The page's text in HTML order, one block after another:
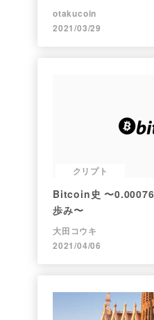
ト】
otakucoin
2021/03/29
クリプト
Bitcoin史 〜0.00076
歩み〜
大田コウキ
2021/04/06